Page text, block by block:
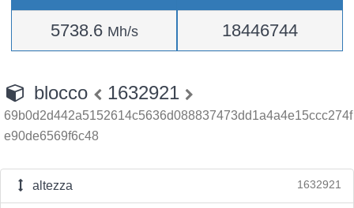
5738.6 Mh/s 18446744
blocco 1632921
69b0d2d442a5152614c5636d088837473dd1a4a4e15ccc274f
e90de6569f6c48
altezza 1632921